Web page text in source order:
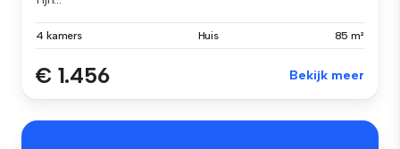
4 kamers Huis 85 m²
€ 1.456 Bekijk meer